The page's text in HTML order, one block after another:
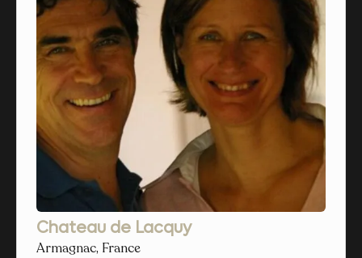
Chateau de Lacquy
Armagnac, France